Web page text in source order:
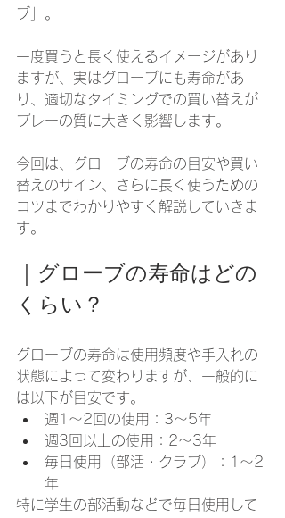
ブ」。
一度買うと長く使えるイメージがあり
ますが、実はグローブにも寿命があ
り、適切なタイミングでの買い替えが
プレーの質に大きく影響します。
今回は、グローブの寿命の目安や買い
替えのサイン、さらに長く使うための
コツまでわかりやすく解説していきま
す。
｜グローブの寿命はどの
くらい？
グローブの寿命は使用頻度や手入れの
状態によって変わりますが、一般的に
は以下が目安です。
週1〜2回の使用：3〜5年
週3回以上の使用：2〜3年
毎日使用（部活・クラブ）：1〜2
年
特に学生の部活動などで毎日使用して